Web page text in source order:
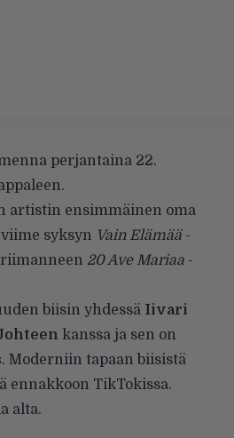
perjantaina 22.
artistin ensimmäinen oma
syksyn Vain Elämää-
20 Ave Mariaa -
biisin yhdessä Iivari
kanssa ja sen on
. Moderniin tapaan biisistä
ennakkoon TikTokissa.
alta.